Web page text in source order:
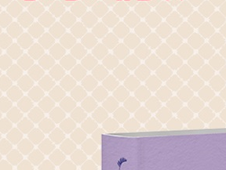
계를 지켜줄 것
개인주의자가 될 것
승패를 나누지 않을 것
않기 위해 좋은 사람이 되지는 말 것
할 필요가 없는 일에 부끄러워하지 않을 것
람과 잘 지내려 욕심내지 말 것
스와 완전 파손을 분류할 것
계에 최선을 다할 것